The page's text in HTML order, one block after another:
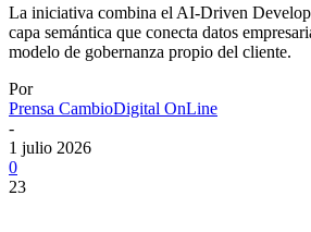
La iniciativa combina el AI-Driven
capa semántica que conecta datos
modelo de gobernanza propio del cliente.
Por
Prensa CambioDigital OnLine
-
1 julio 2026
0
23